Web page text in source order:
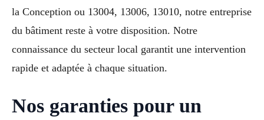
la Conception ou 13004, 13006, 13010, notre entreprise
du bâtiment reste à votre disposition. Notre
connaissance du secteur local garantit une intervention
rapide et adaptée à chaque situation.
Nos garanties pour un